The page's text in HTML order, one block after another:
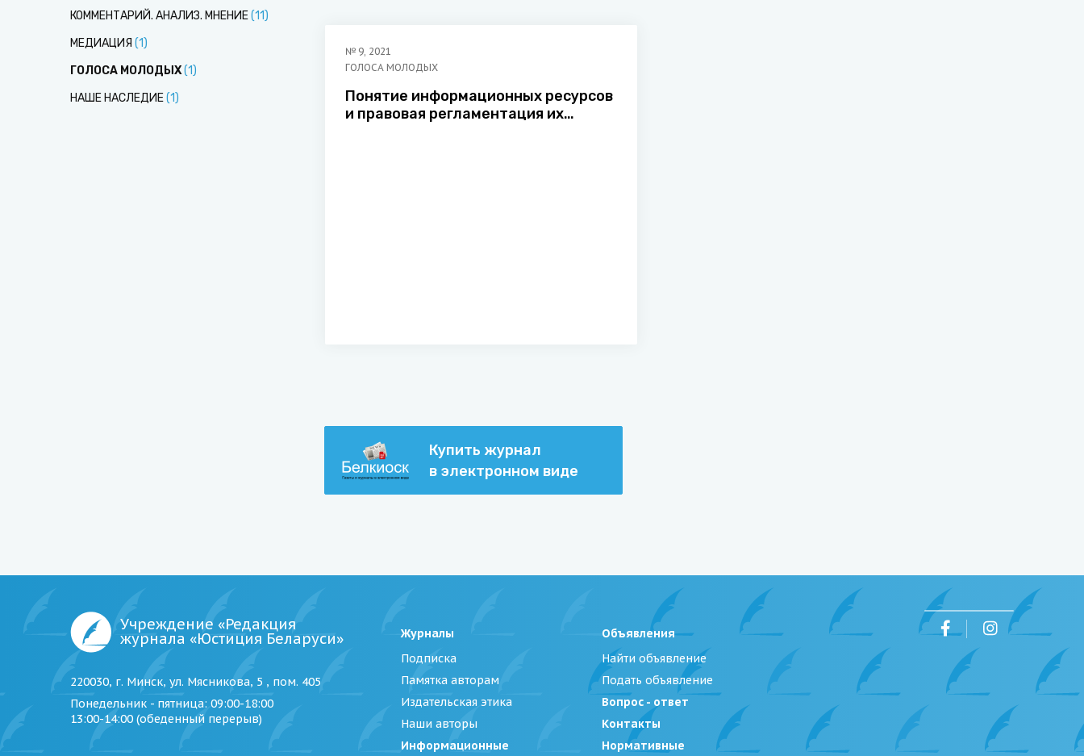
КОММЕНТАРИЙ. АНАЛИЗ. МНЕНИЕ(11)
МЕДИАЦИЯ (1)
ГОЛОСА МОЛОДЫХ(1)
НАШЕ НАСЛЕДИЕ(1)
№ 9, 2021
ГОЛОСА МОЛОДЫХ
Понятие информационных ресурсов
и правовая регламентация их
Купить журнал
в электронном виде
Учреждение «Редакция
журнала «Юстиция Беларуси»
220030, г. Минск, ул. Мясникова, 5 , пом. 405
Понедельник - пятница: 09:00-18:00
13:00-14:00 (обеденный перерыв)
Журналы
Подписка
Памятка авторам
Издательская этика
Наши авторы
Информационные
Объявления
Найти объявление
Подать объявление
Вопрос - ответ
Контакты
Нормативные